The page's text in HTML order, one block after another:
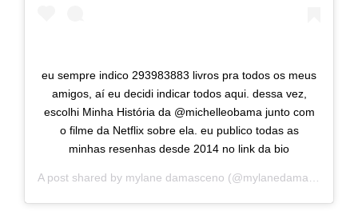
eu sempre indico 293983883 livros pra todos os meus
amigos, aí eu decidi indicar todos aqui. dessa vez,
escolhi Minha História da @michelleobama junto com
o filme da Netflix sobre ela. eu publico todas as
minhas resenhas desde 2014 no link da bio
A post shared by mylane damasceno (@mylanedamasceno) on